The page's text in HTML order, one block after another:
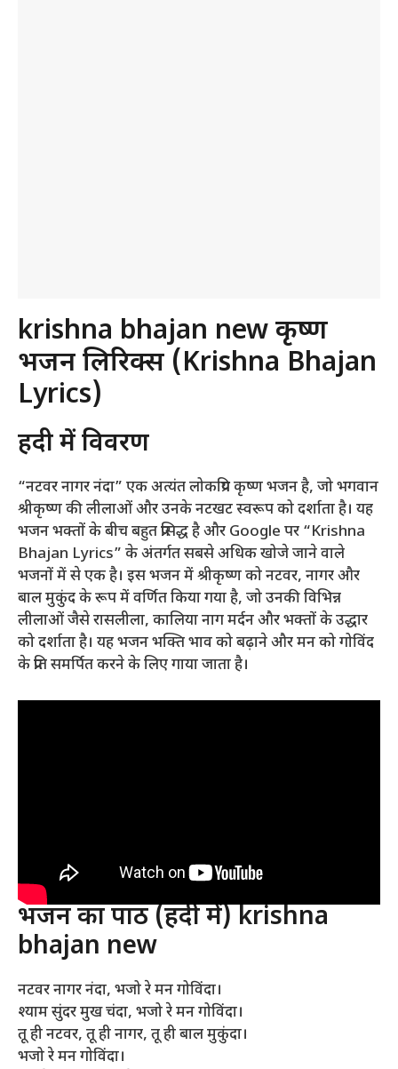
krishna bhajan new कृष्ण
भजन लिरिक्स (Krishna Bhajan
Lyrics)
हिंदी में विवरण
“नटवर नागर नंदा” एक अत्यंत लोकप्रिय कृष्ण भजन है, जो भगवान
श्रीकृष्ण की लीलाओं और उनके नटखट स्वरूप को दर्शाता है। यह
भजन भक्तों के बीच बहुत प्रसिद्ध है और Google पर “Krishna
Bhajan Lyrics” के अंतर्गत सबसे अधिक खोजे जाने वाले
भजनों में से एक है। इस भजन में श्रीकृष्ण को नटवर, नागर और
बाल मुकुंद के रूप में वर्णित किया गया है, जो उनकी विभिन्न
लीलाओं जैसे रासलीला, कालिया नाग मर्दन और भक्तों के उद्धार
को दर्शाता है। यह भजन भक्ति भाव को बढ़ाने और मन को गोविंद
के प्रति समर्पित करने के लिए गाया जाता है।
भजन का पाठ (हिंदी में) krishna
bhajan new
नटवर नागर नंदा, भजो रे मन गोविंदा।
श्याम सुंदर मुख चंदा, भजो रे मन गोविंदा।
तू ही नटवर, तू ही नागर, तू ही बाल मुकुंदा।
भजो रे मन गोविंदा।